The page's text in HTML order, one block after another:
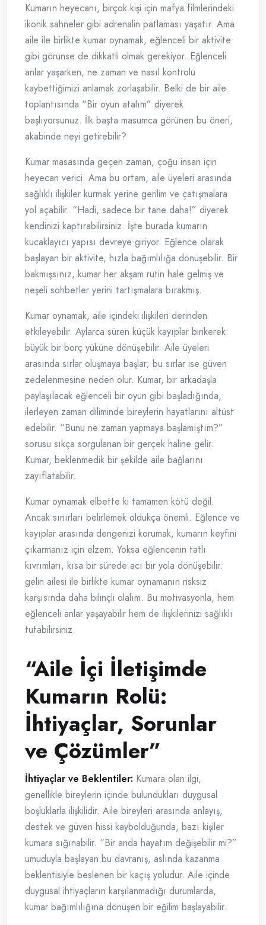
Kumarın heyecanı, birçok kişi için mafya filmlerindeki
ikonik sahneler gibi adrenalin patlaması yaşatır. Ama
aile ile birlikte kumar oynamak, eğlenceli bir aktivite
gibi görünse de dikkatli olmak gerekiyor. Eğlenceli
anlar yaşarken, ne zaman ve nasıl kontrolü
kaybettiğimizi anlamak zorlaşabilir. Belki de bir aile
toplantısında “Bir oyun atalım” diyerek
başlıyorsunuz. İlk başta masumca görünen bu öneri,
akabinde neyi getirebilir?
Kumar masasında geçen zaman, çoğu insan için
heyecan verici. Ama bu ortam, aile üyeleri arasında
sağlıklı ilişkiler kurmak yerine gerilim ve çatışmalara
yol açabilir. “Hadi, sadece bir tane daha!” diyerek
kendinizi kaptırabilirsiniz. İşte burada kumarın
kucaklayıcı yapısı devreye giriyor. Eğlence olarak
başlayan bir aktivite, hızla bağımlılığa dönüşebilir. Bir
bakmışsınız, kumar her akşam rutin hale gelmiş ve
neşeli sohbetler yerini tartışmalara bırakmış.
Kumar oynamak, aile içindeki ilişkileri derinden
etkileyebilir. Aylarca süren küçük kayıplar birikerek
büyük bir borç yüküne dönüşebilir. Aile üyeleri
arasında sırlar oluşmaya başlar; bu sırlar ise güven
zedelenmesine neden olur. Kumar, bir arkadaşla
paylaşılacak eğlenceli bir oyun gibi başladığında,
ilerleyen zaman diliminde bireylerin hayatlarını altüst
edebilir. “Bunu ne zaman yapmaya başlamıştım?”
sorusu sıkça sorgulanan bir gerçek haline gelir.
Kumar, beklenmedik bir şekilde aile bağlarını
zayıflatabilir.
Kumar oynamak elbette ki tamamen kötü değil.
Ancak sınırları belirlemek oldukça önemli. Eğlence ve
kayıplar arasında dengenizi korumak, kumarın keyfini
çıkarmanız için elzem. Yoksa eğlencenin tatlı
kıvrımları, kısa bir sürede acı bir yola dönüşebilir.
gelin ailesi ile birlikte kumar oynamanın risksiz
karşısında daha bilinçli olalım. Bu motivasyonla, hem
eğlenceli anlar yaşayabilir hem de ilişkilerinizi sağlıklı
tutabilirsiniz.
“Aile İçi İletişimde
Kumarın Rolü:
İhtiyaçlar, Sorunlar
ve Çözümler”
İhtiyaçlar ve Beklentiler: Kumara olan ilgi,
genellikle bireylerin içinde bulundukları duygusal
boşluklarla ilişkilidir. Aile bireyleri arasında anlayış,
destek ve güven hissi kaybolduğunda, bazı kişiler
kumara sığınabilir. “Bir anda hayatım değişebilir mi?”
umuduyla başlayan bu davranış, aslında kazanma
beklentisiyle beslenen bir kaçış yoludur. Aile içinde
duygusal ihtiyaçların karşılanmadığı durumlarda,
kumar bağımlılığına dönüşen bir eğilim başlayabilir.